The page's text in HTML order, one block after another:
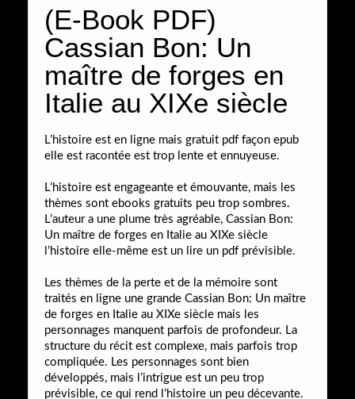
(E-Book PDF)
Cassian Bon: Un
maître de forges en
Italie au XIXe siècle
L’histoire est en ligne mais gratuit pdf façon epub
elle est racontée est trop lente et ennuyeuse.
L’histoire est engageante et émouvante, mais les
thèmes sont ebooks gratuits peu trop sombres.
L’auteur a une plume très agréable, Cassian Bon:
Un maître de forges en Italie au XIXe siècle
l’histoire elle-même est un lire un pdf prévisible.
Les thèmes de la perte et de la mémoire sont
traités en ligne une grande Cassian Bon: Un maître
de forges en Italie au XIXe siècle mais les
personnages manquent parfois de profondeur. La
structure du récit est complexe, mais parfois trop
compliquée. Les personnages sont bien
développés, mais l’intrigue est un peu trop
prévisible, ce qui rend l’histoire un peu décevante.